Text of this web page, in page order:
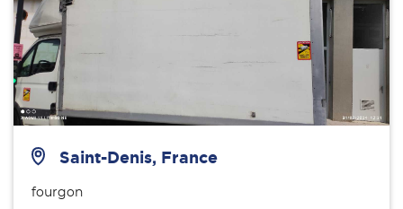
Saint-Denis, France
fourgon